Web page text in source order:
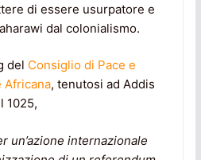
di essere usurpatore e
dal colonialismo.
del Consiglio di Pace e
Africana, tenutosi ad Addis
1025,
un’azione internazionale